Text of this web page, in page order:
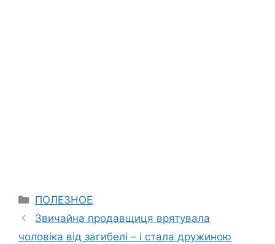
Categories
ПОЛЕЗНОЕ
Звичайна продавщиця врятувала
чоловіка від загибелі – і стала дружиною